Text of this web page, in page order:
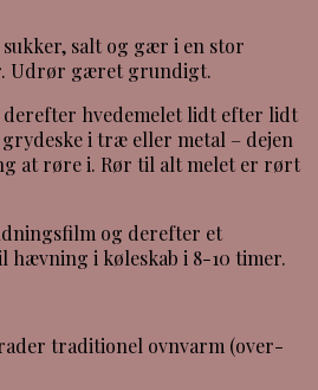
salt og gær i en stor
Udrør gæret grundigt.
hvedemelet lidt efter lidt
i træ eller metal – dejen
at røre i. Rør til alt melet er rørt
og derefter et
hævning i køleskab i 8-10 timer.
traditionel ovnvarm (over-